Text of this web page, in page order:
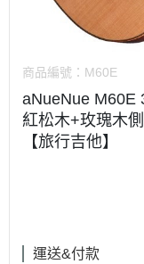
商品編號： M60E
aNueNue M60E
紅松木+玫瑰木
【旅行吉他】
運送&付款